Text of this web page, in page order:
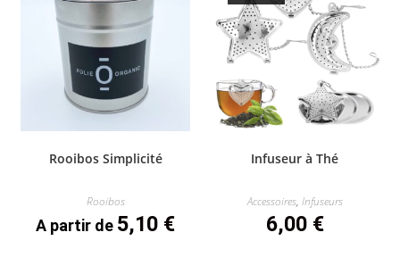
Rooibos Simplicité
Rooibos
A partir de 5,10 €
Infuseur à Thé
Accessoires, Infuseurs
6,00 €